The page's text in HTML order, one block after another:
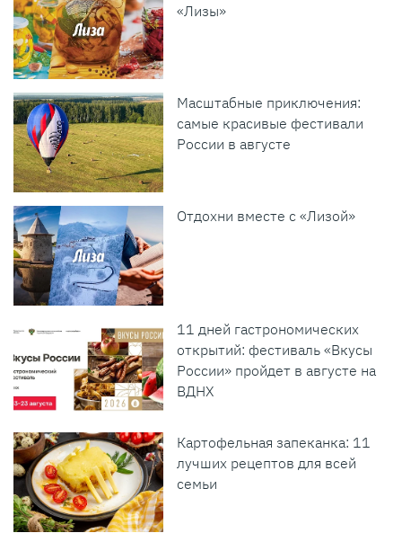
«Лизы»
Масштабные приключения:
самые красивые фестивали
России в августе
Отдохни вместе с «Лизой»
11 дней гастрономических
открытий: фестиваль «Вкусы
России» пройдет в августе на
ВДНХ
Картофельная запеканка: 11
лучших рецептов для всей
семьи